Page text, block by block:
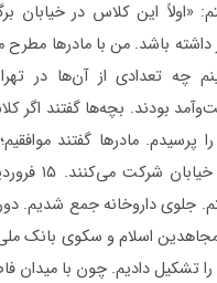
این کلاس در خیابان
باشد. من با مادرها
چه تعدادی از آن‌ها در
بودند. بچه‌ها گفتند
فرزندانشان
جلوی داروخانه جمع شدیم.
اسلام و سکوی بانک
تشکیل دادیم. چون با میدان